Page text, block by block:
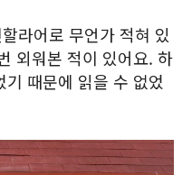
라어로 무언가 적혀 있
외워본 적이 있어요. 하
때문에 읽을 수 없었